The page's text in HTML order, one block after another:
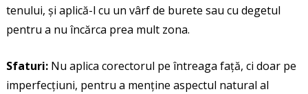
tenului, și aplică-l cu un vârf de burete sau cu degetul
pentru a nu încărca prea mult zona.
Sfaturi:Nu aplica corectorul pe întreaga față, ci doar pe
imperfecțiuni, pentru a menține aspectul natural al